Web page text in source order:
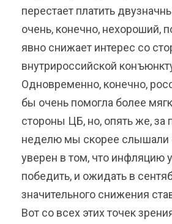
перестает платить
очень, конечно, нехороший,
явно снижает интерес со
внутрироссийской
Одновременно, конечно,
бы очень помогла более
стороны ЦБ, но, опять же,
неделю мы скорее слышали
уверен в том, что инфляцию
победить, и ожидать в
значительного снижения
Вот со всех этих точек